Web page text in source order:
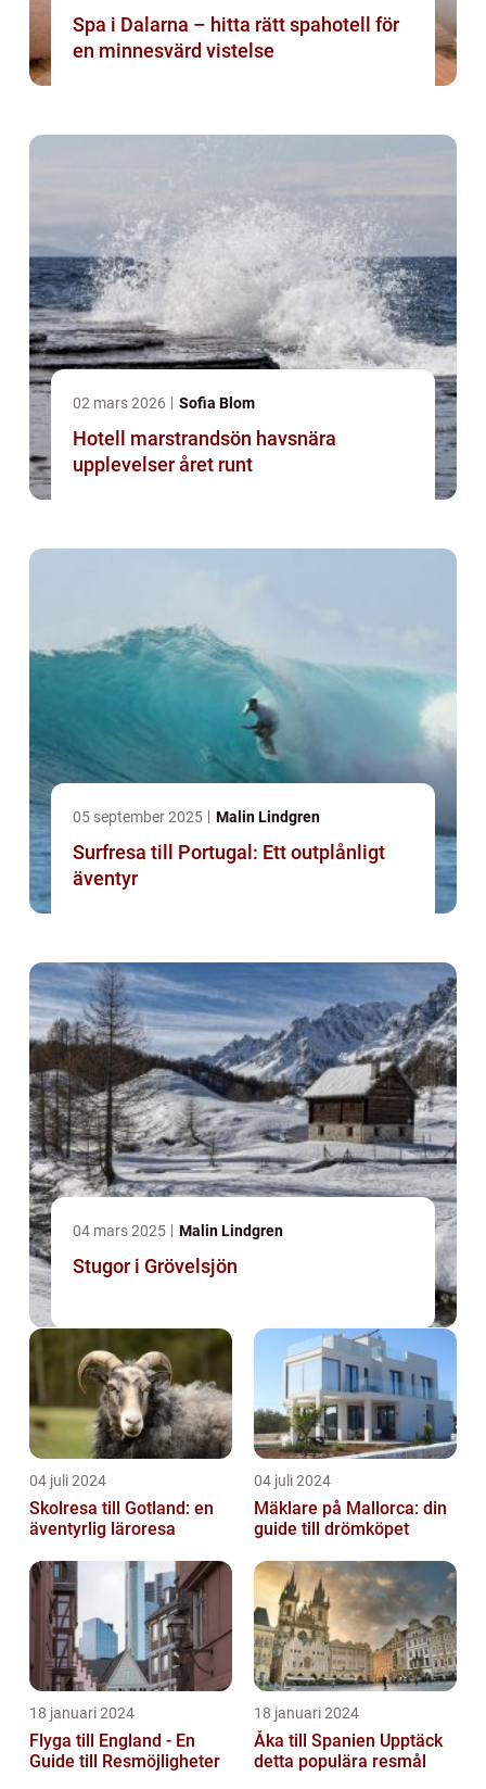
Spa i Dalarna – hitta rätt spahotell för
en minnesvärd vistelse
02 mars 2026 Sofia Blom
Hotell marstrandsön havsnära
upplevelser året runt
05 september 2025 Malin Lindgren
Surfresa till Portugal: Ett outplånligt
äventyr
04 mars 2025 Malin Lindgren
Stugor i Grövelsjön
04 juli 2024
Skolresa till Gotland: en
äventyrlig läroresa
04 juli 2024
Mäklare på Mallorca: din
guide till drömköpet
18 januari 2024
Flyga till England - En
Guide till Resmöjligheter
18 januari 2024
Åka till Spanien Upptäck
detta populära resmål